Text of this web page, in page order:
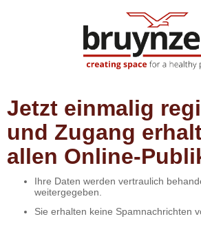
Jetzt einmalig
und Zugang
allen Online-
Ihre Daten werden vertraulich
weitergegeben.
Sie erhalten keine Spamnachrichten